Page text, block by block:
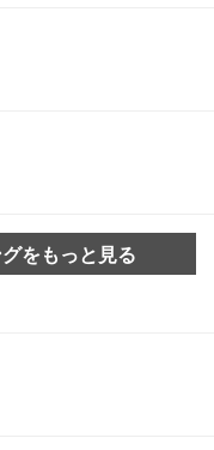
をもっと見る